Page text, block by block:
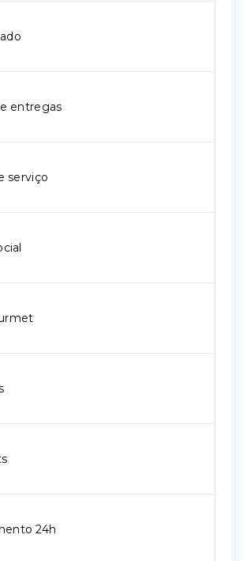
entregas
serviço
24h